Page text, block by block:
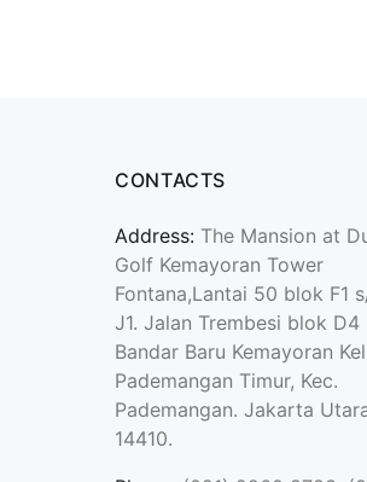
CONTACTS
Address: The Mansion at
Golf Kemayoran Tower
Fontana,Lantai 50 blok F1
J1. Jalan Trembesi blok D4
Bandar Baru Kemayoran
Pademangan Timur, Kec.
Pademangan. Jakarta
14410.